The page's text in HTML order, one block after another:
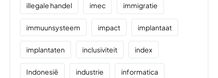
illegale handel imec immigratie
immuunsysteem impact implantaat
implantaten inclusiviteit index
Indonesië industrie informatica